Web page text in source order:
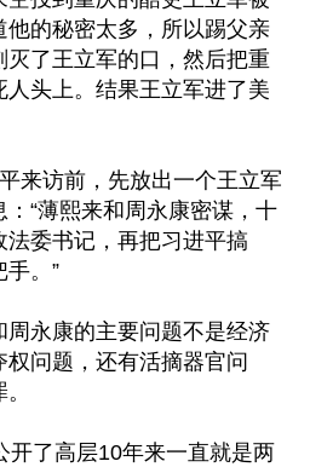
的秘密太多，所以踢父亲
了王立军的口，然后把重
头上。结果王立军进了美
来访前，先放出一个王立军
“薄熙来和周永康密谋，十
法委书记，再把习进平搞
。”
永康的主要问题不是经济
问题，还有活摘器官问
开了高层10年来一直就是两